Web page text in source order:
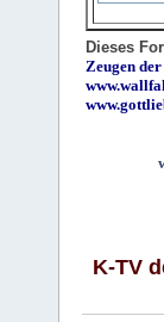
Dieses
Zeugen
K-TV